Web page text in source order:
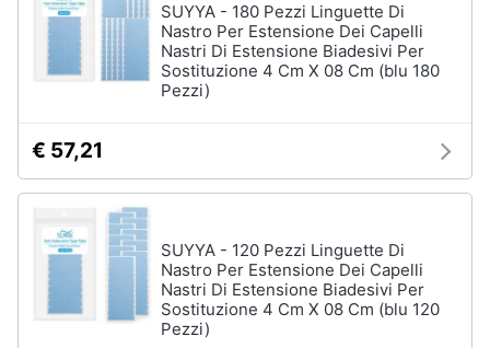
Prima
infanzia
Casalinghi
Abbigliamento
Sport
SUYYA - 180 Pezzi Linguette Di
Nastro Per Estensione Dei Capelli
Nastri Di Estensione Biadesivi Per
Sostituzione 4 Cm X 08 Cm (blu 180
Pezzi)
€ 57,21
SUYYA - 120 Pezzi Linguette Di
Nastro Per Estensione Dei Capelli
Nastri Di Estensione Biadesivi Per
Sostituzione 4 Cm X 08 Cm (blu 120
Pezzi)